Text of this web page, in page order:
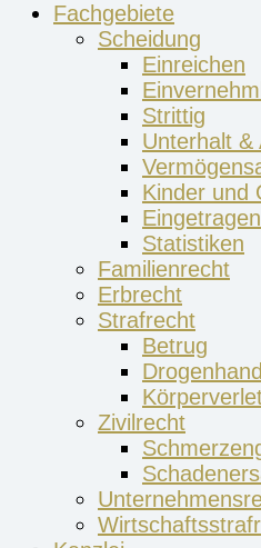
Fachgebiete
Scheidung
Einreichen
Strittig
Unterhalt &
Kinder und
Statistiken
Familienrecht
Erbrecht
Strafrecht
Betrug
Zivilrecht